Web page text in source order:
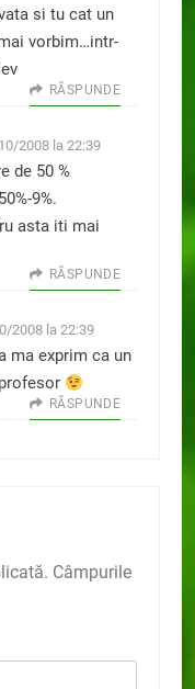
si tu cat un
vorbim…intr-
RĂSPUNDE
2008 la 22:39
de 50 %
9%.
asta iti mai
RĂSPUNDE
2008 la 22:39
ma exprim ca un
RĂSPUNDE
Câmpurile